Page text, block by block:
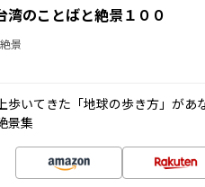
湾のことばと絶景１００
景
歩いてきた「地球の歩き方」が
景集